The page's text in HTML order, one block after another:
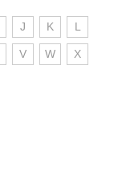
J K L
V W X